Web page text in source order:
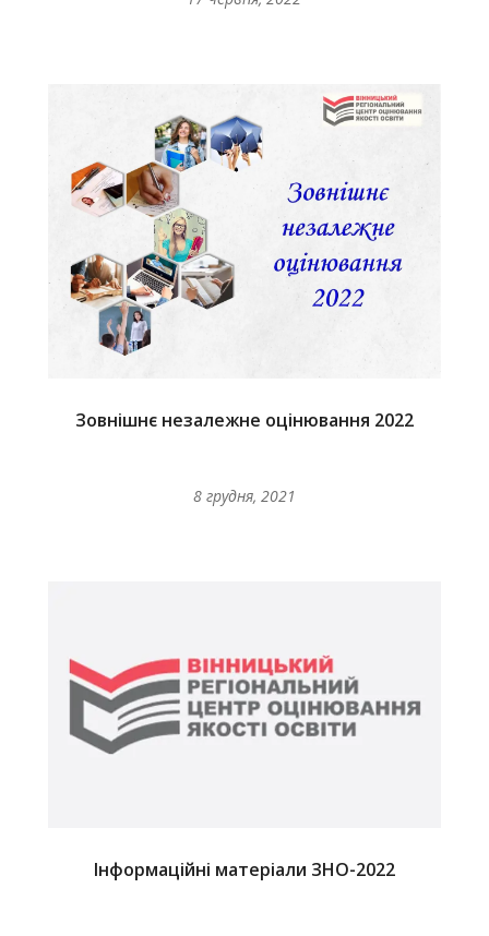
Зовнішнє незалежне оцінювання 2022
8 грудня, 2021
Інформаційні матеріали ЗНО-2022